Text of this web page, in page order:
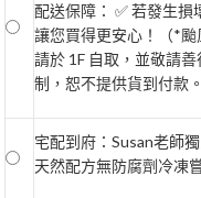
配送保障： ✅ 若發生損
讓您買得更安心！（*
請於 1F 自取，並敬請
制，恕不提供貨到付款。
宅配到府：Susan老師
天然配方無防腐劑冷凍